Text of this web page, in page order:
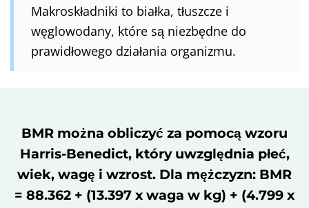
Makroskładniki to białka, tłuszcze i
węglowodany, które są niezbędne do
prawidłowego działania organizmu.
BMR można obliczyć za pomocą wzoru
Harris-Benedict, który uwzględnia płeć,
wiek, wagę i wzrost. Dla mężczyzn: BMR
= 88.362 + (13.397 x waga w kg) + (4.799 x